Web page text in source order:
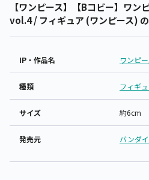
【ワンピース】【Bコビー】ワ
vol.4 / フィギュア (ワンピース)
IP・作品名 ワンピ
種類 フィギ
サイズ 約6cm
発売元 バンダ